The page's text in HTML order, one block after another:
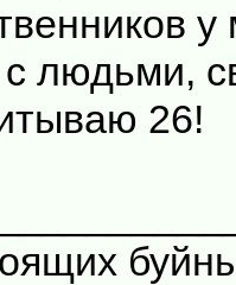
с людьми,
26!